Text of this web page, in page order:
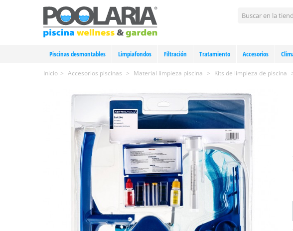
Piscinas desmontables Limpiafondos Filtración Tratamiento Accesorios
Inicio > Accesorios piscinas > Material limpieza piscina > Kits de limpieza de piscina